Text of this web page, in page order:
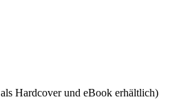
Hardcover und eBook erhältlich)